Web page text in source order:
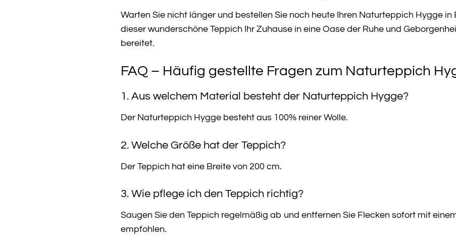
Warten Sie nicht länger und bestellen Sie noch heute Ihren Naturteppich Hygge
dieser wunderschöne Teppich Ihr Zuhause in eine Oase der Ruhe und
bereitet.
FAQ – Häufig gestellte Fragen zum Naturteppich
1. Aus welchem Material besteht der Naturteppich Hygge?
Der Naturteppich Hygge besteht aus 100% reiner Wolle.
2. Welche Größe hat der Teppich?
Der Teppich hat eine Breite von 200 cm.
3. Wie pflege ich den Teppich richtig?
Saugen Sie den Teppich regelmäßig ab und entfernen Sie Flecken sofort mit
empfohlen.